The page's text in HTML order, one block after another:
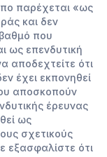
παρέχεται «ως
και δεν
που
ως επενδυτική
αποδεχτείτε ότι
έχει εκπονηθεί
αποσκοπούν
έρευνας
ως
σχετικούς
εξασφαλίστε ότι